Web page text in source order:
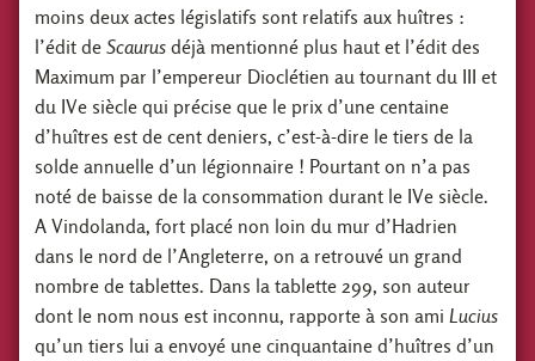
moins deux actes législatifs sont relatifs aux huîtres :
l’édit deScaurus déjà mentionné plus haut et l’édit des
Maximum par l’empereur Dioclétien au tournant du III et
du IVe siècle qui précise que le prix d’une centaine
d’huîtres est de cent deniers, c’est-à-dire le tiers de la
solde annuelle d’un légionnaire ! Pourtant on n’a pas
noté de baisse de la consommation durant le IVe siècle.
A Vindolanda, fort placé non loin du mur d’Hadrien
dans le nord de l’Angleterre, on a retrouvé un grand
nombre de tablettes. Dans la tablette 299, son auteur
dont le nom nous est inconnu, rapporte à son ami Lucius
qu’un tiers lui a envoyé une cinquantaine d’huîtres d’un